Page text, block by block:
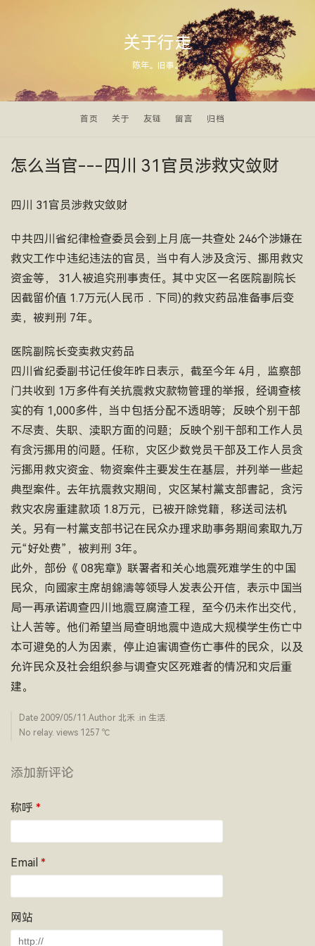
关于行走
陈年。旧事。
首页 关于 友链 留言 归档
怎么当官---四川 31官员涉救灾敛财
四川 31官员涉救灾敛财
中共四川省纪律检查委员会到上月底一共查处 246个涉嫌在
救灾工作中违纪违法的官员，当中有人涉及贪污、挪用救灾
资金等， 31人被追究刑事责任。其中灾区一名医院副院长
因截留价值 1.7万元(人民币．下同)的救灾药品准备事后变
卖，被判刑 7年。
医院副院长变卖救灾药品
四川省纪委副书记任俊年昨日表示，截至今年 4月，监察部
门共收到 1万多件有关抗震救灾款物管理的举报，经调查核
实的有 1,000多件，当中包括分配不透明等；反映个别干部
不尽责、失职、渎职方面的问题；反映个别干部和工作人员
有贪污挪用的问题。任称，灾区少数党员干部及工作人员贪
污挪用救灾资金、物资案件主要发生在基层，并列举一些起
典型案件。去年抗震救灾期间，灾区某村黨支部書記，贪污
救灾农房重建款项 1.8万元，已被开除党籍，移送司法机
关。另有一村黨支部书记在民众办理求助事务期间索取九万
元“好处费”，被判刑 3年。
此外，部份《 08宪章》联署者和关心地震死难学生的中国
民众，向國家主席胡錦濤等领导人发表公开信，表示中国当
局一再承诺调查四川地震豆腐渣工程，至今仍未作出交代，
让人苦等。他们希望当局查明地震中造成大规模学生伤亡中
本可避免的人为因素，停止迫害调查伤亡事件的民众，以及
允许民众及社会组织参与调查灾区死难者的情况和灾后重
建。
Date 2009/05/11 .Author 北禾 .in 生活.
No relay. views 1257 ­℃
添加新评论
称呼 *
Email *
网站